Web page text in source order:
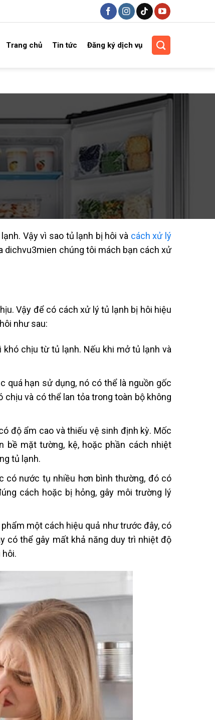
Trang chủ Tin tức Đăng ký dịch vụ
Vậy vì sao tủ lạnh bị hôi và cách xử lý
dichvu3mien chúng tôi mách bạn cách xử
Vậy để có cách xử lý tủ lạnh bị hôi hiệu
như sau:
chịu từ tủ lạnh. Nếu khi mở tủ lạnh và
quá hạn sử dụng, nó có thể là nguồn gốc
và có thể lan tỏa trong toàn bộ không
độ ẩm cao và thiếu vệ sinh định kỳ. Mốc
bề mặt tường, kệ, hoặc phần cách nhiệt
tủ lạnh.
có nước tụ nhiều hơn bình thường, đó có
cách hoặc bị hỏng, gây môi trường lý
một cách hiệu quả như trước đây, có
có thể gây mất khả năng duy trì nhiệt độ